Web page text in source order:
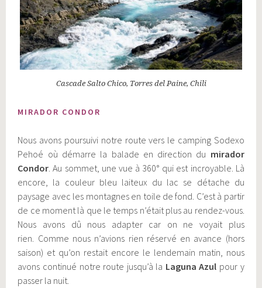
Cascade Salto Chico, Torres del Paine, Chili
MIRADOR CONDOR
Nous avons poursuivi notre route vers le camping Sodexo
Pehoé où démarre la balade en direction du mirador
Condor. Au sommet, une vue à 360° qui est incroyable. Là
encore, la couleur bleu laiteux du lac se détache du
paysage avec les montagnes en toile de fond. C’est à partir
de ce moment là que le temps n’était plus au rendez-vous.
Nous avons dû nous adapter car on ne voyait plus
rien. Comme nous n’avions rien réservé en avance (hors
saison) et qu’on restait encore le lendemain matin, nous
avons continué notre route jusqu’à la Laguna Azul pour y
passer la nuit.